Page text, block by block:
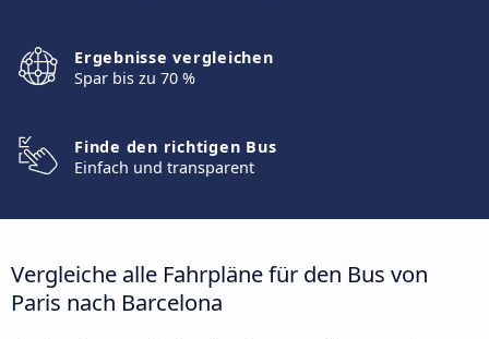
Ergebnisse vergleichen
Spar bis zu 70 %
Finde den richtigen Bus
Einfach und transparent
Vergleiche alle Fahrpläne für den Bus von
Paris nach Barcelona